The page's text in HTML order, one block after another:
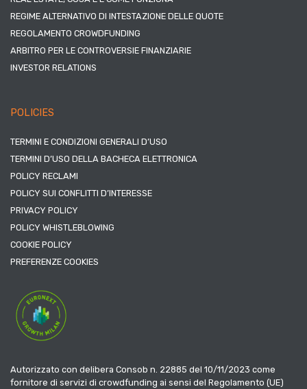
REGIME ALTERNATIVO DI INTESTAZIONE DELLE QUOTE
REGOLAMENTO CROWDFUNDING
ARBITRO PER LE CONTROVERSIE FINANZIARIE
INVESTOR RELATIONS
POLICIES
TERMINI E CONDIZIONI GENERALI D’USO
TERMINI D’USO DELLA BACHECA ELETTRONICA
POLICY RECLAMI
POLICY SUI CONFLITTI D’INTERESSE
PRIVACY POLICY
POLICY WHISTLEBLOWING
COOKIE POLICY
PREFERENZE COOKIES
Autorizzato con delibera Consob n. 22885 del 10/11/2023 come
fornitore di servizi di crowdfunding ai sensi del Regolamento (UE)